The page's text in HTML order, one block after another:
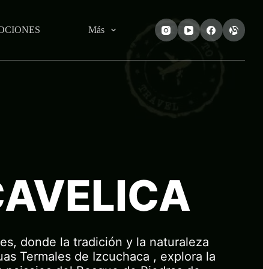
Más
donde la tradición y la naturaleza
Termales de Izcuchaca , explora la